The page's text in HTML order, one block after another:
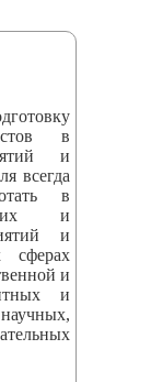
в
и
всегда
в
и
и
сферах
и
и